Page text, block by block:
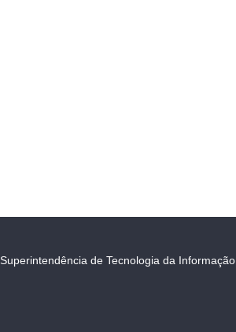
Superintendência de Tecnologia da Informação